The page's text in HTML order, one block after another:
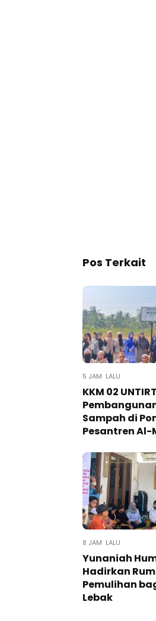
Pos Terkait
5 JAM LALU
KKM 02
Sampah di
Pesantren
8 JAM LALU
Yunaniah
Hadirkan
Pemulihan
Lebak